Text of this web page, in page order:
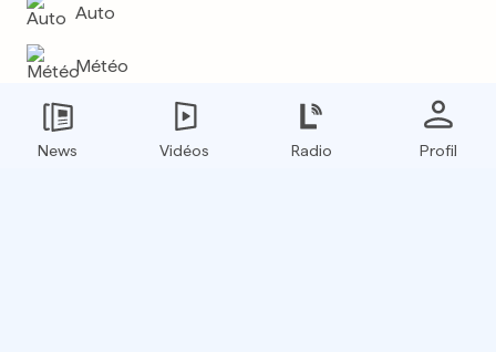
Auto
Météo
Plus
News Vidéos Radio Profil